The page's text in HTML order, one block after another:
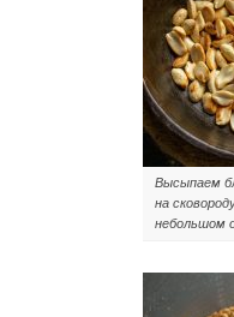
Высыпаем
на
небольшом